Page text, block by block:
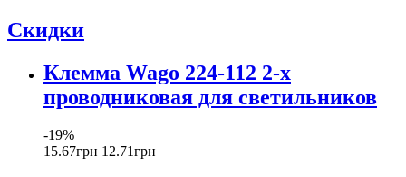
Скидки
Клемма Wago 224-112 2-х
проводниковая для светильников
-19%
15.67грн 12.71грн